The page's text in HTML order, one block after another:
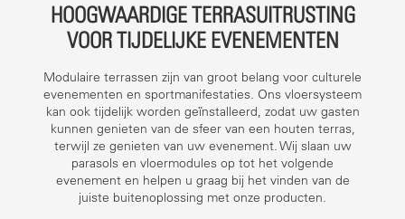
HOOGWAARDIGE TERRASUITRUSTING
VOOR TIJDELIJKE EVENEMENTEN
Modulaire terrassen zijn van groot belang voor culturele
evenementen en sportmanifestaties. Ons vloersysteem
kan ook tijdelijk worden geïnstalleerd, zodat uw gasten
kunnen genieten van de sfeer van een houten terras,
terwijl ze genieten van uw evenement. Wij slaan uw
parasols en vloermodules op tot het volgende
evenement en helpen u graag bij het vinden van de
juiste buitenoplossing met onze producten.